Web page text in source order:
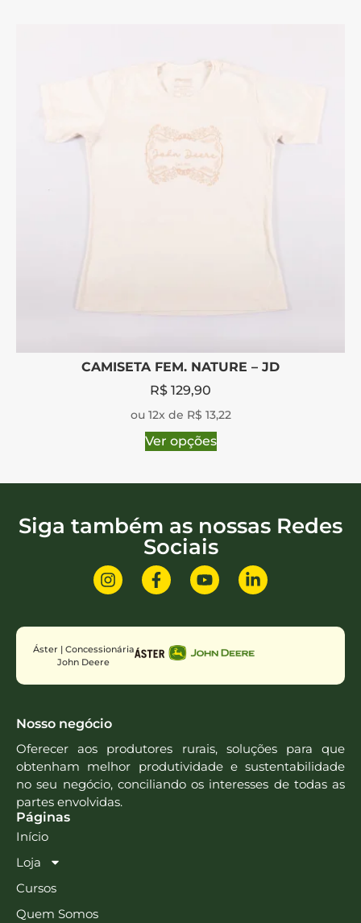
CAMISETA FEM. NATURE – JD
R$ 129,90
ou 12x de R$ 13,22
Ver opções
Siga também as nossas Redes
Sociais
Áster | Concessionária
John Deere
Nosso negócio
Oferecer aos produtores rurais, soluções para que
obtenham melhor produtividade e sustentabilidade
no seu negócio, conciliando os interesses de todas as
partes envolvidas.
Páginas
Início
Loja
Cursos
Quem Somos